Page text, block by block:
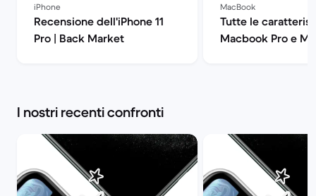
iPhone
Recensione dell'iPhone 11
Pro | Back Market
MacBook
Tutte le
Macbook Pro e
I nostri recenti confronti